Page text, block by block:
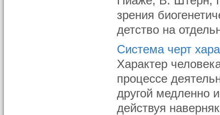
зрения
детство на
Система черт
Характер
процессе
другой медленно
действуя